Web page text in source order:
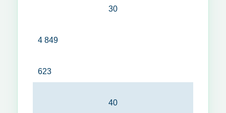
30
4 849
623
40